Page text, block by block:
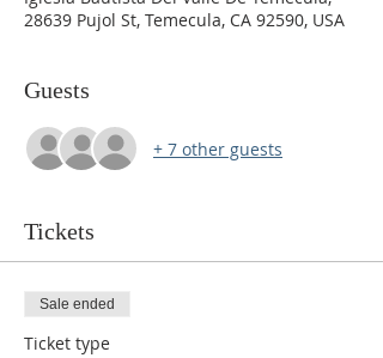
28639 Pujol St, Temecula, CA 92590, USA
Guests
+ 7 other guests
Tickets
Sale ended
Ticket type